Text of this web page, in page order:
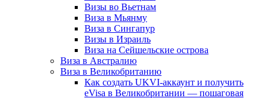
Визы во Вьетнам
Виза в Мьянму
Виза в Сингапур
Визы в Израиль
Виза на Сейшельские острова
Виза в Австралию
Виза в Великобританию
Как создать UKVI-аккаунт и получить
eVisa в Великобритании — пошаговая